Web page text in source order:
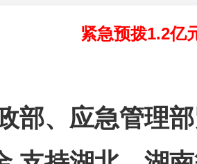
紧急预拨1.2亿
、应急管理部